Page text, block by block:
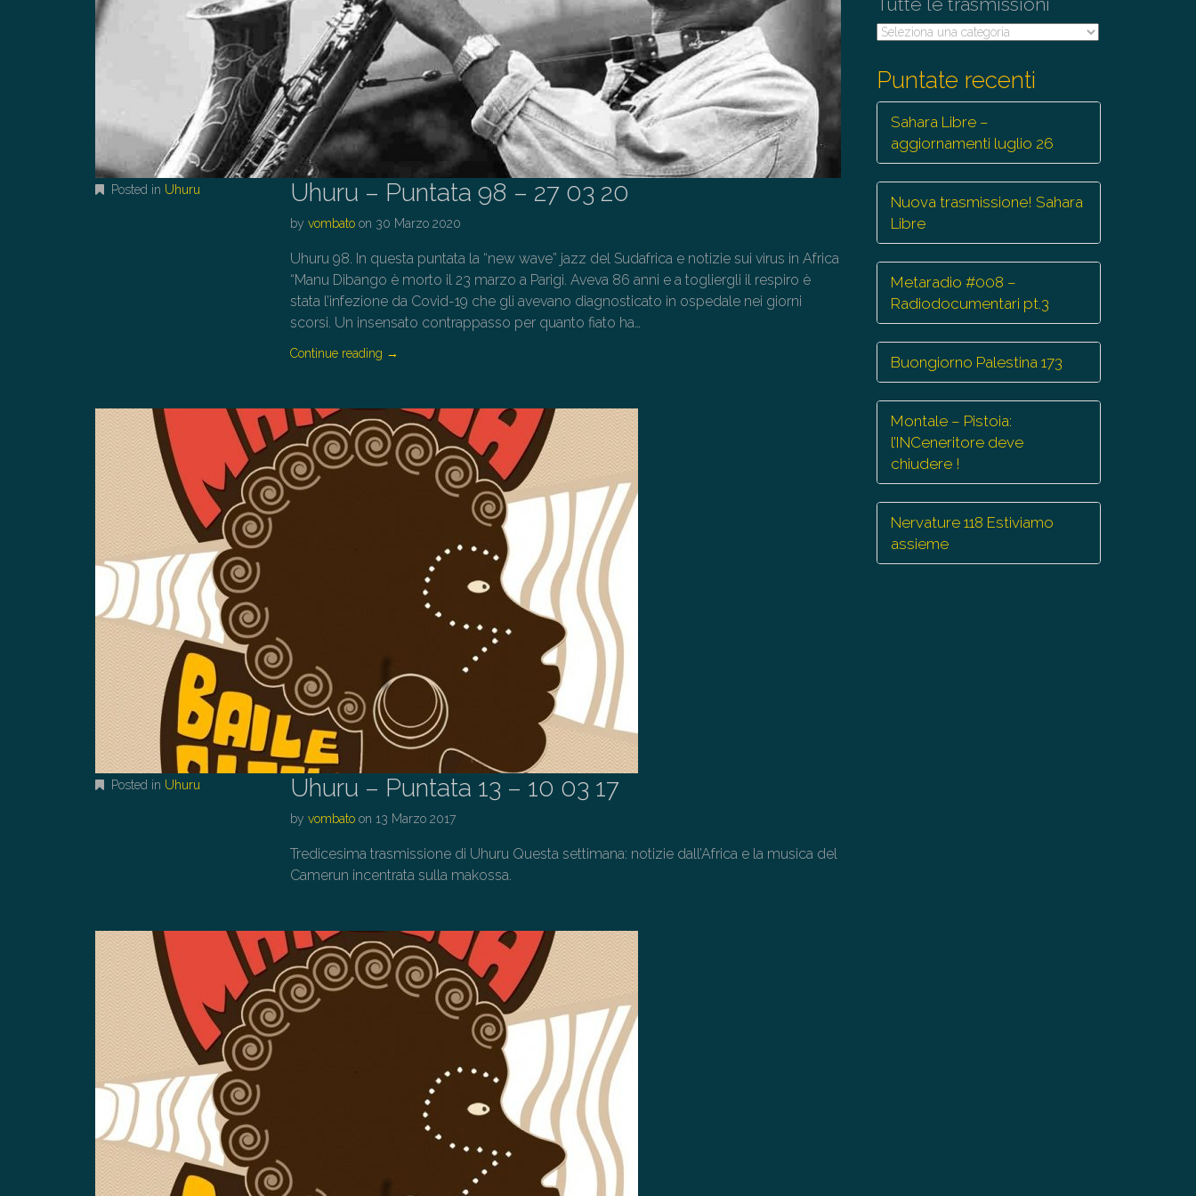
Posted in Uhuru Uhuru – Puntata 98 – 27 03 20
byvombato on 30 Marzo 2020
Uhuru 98. In questa puntata la “new wave” jazz del Sudafrica e notizie sui virus in Africa
“Manu Dibango è morto il 23 marzo a Parigi. Aveva 86 anni e a togliergli il respiro è
stata l’infezione da Covid-19 che gli avevano diagnosticato in ospedale nei giorni
scorsi. Un insensato contrappasso per quanto fiato ha…
Continue reading →
Posted in Uhuru Uhuru – Puntata 13 – 10 03 17
byvombato on 13 Marzo 2017
Tredicesima trasmissione di Uhuru Questa settimana: notizie dall’Africa e la musica del
Camerun incentrata sulla makossa.
Tutte
Puntate recenti
Sahara Libre –
aggiornamenti luglio 26
Nuova trasmissione! Sahara
Libre
Metaradio #008 –
Radiodocumentari pt.3
Buongiorno Palestina 173
Montale – Pistoia:
l’INCeneritore deve
chiudere !
Nervature 118 Estiviamo
assieme